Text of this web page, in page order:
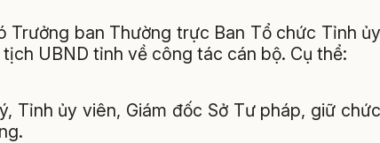
Trưởng ban Thường trực Ban Tổ chức Tỉnh ủy
UBND tỉnh về công tác cán bộ. Cụ thể:
Tỉnh ủy viên, Giám đốc Sở Tư pháp, giữ chức